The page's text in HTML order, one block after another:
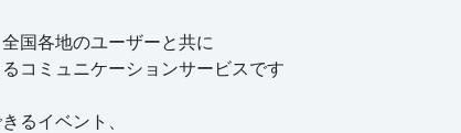
国各地のユーザーと共に
コミュニケーションサービスです
るイベント、